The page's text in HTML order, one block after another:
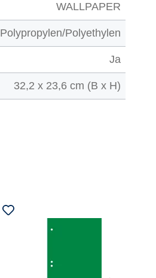
WALLPAPER
Polypropylen/Polyethylen
Ja
32,2 x 23,6 cm (B x H)